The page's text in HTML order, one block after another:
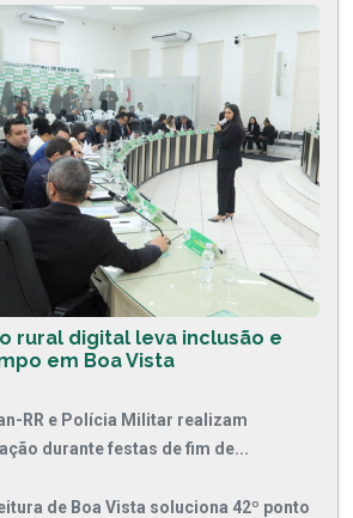
rural digital leva inclusão e
em Boa Vista
RR e Polícia Militar realizam
durante festas de fim de...
de Boa Vista soluciona 42º ponto